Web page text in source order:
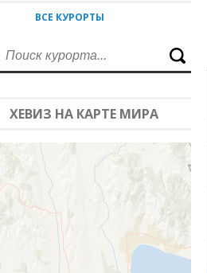
ВСЕ КУРОРТЫ
ХЕВИЗ НА КАРТЕ МИРА